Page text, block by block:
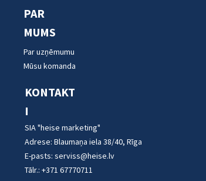
PAR
MUMS
Par uzņēmumu
Mūsu komanda
KONTAKT
I
SIA "heise marketing"
Adrese:Blaumaņa iela 38/40, Rīga
E-pasts:serviss@heise.lv
Tālr.:+371 67770711